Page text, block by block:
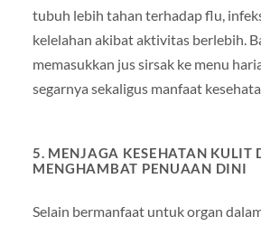
tubuh lebih tahan terhadap flu,
kelelahan akibat aktivitas berlebih.
memasukkan jus sirsak ke menu
segarnya sekaligus manfaat
5. MENJAGA KESEHATAN KULIT
MENGHAMBAT PENUAAN DINI
Selain bermanfaat untuk organ